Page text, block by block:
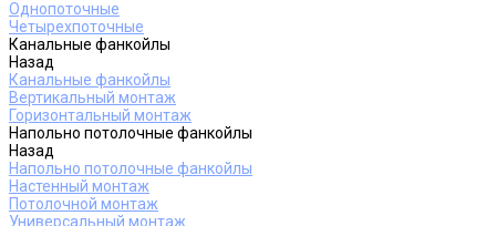
Однопоточные
Четырехпоточные
Канальные фанкойлы
Назад
Канальные фанкойлы
Вертикальный монтаж
Горизонтальный монтаж
Напольно потолочные фанкойлы
Назад
Напольно потолочные фанкойлы
Настенный монтаж
Потолочной монтаж
Универсальный монтаж